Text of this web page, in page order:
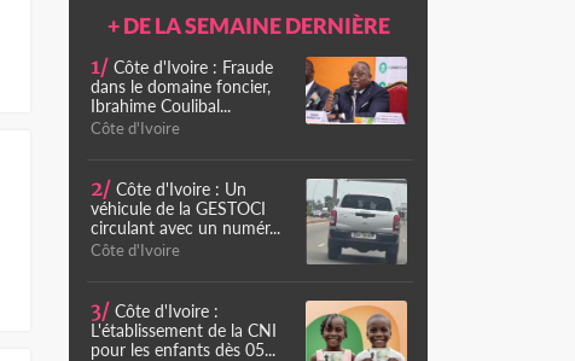
+ DE LA SEMAINE DERNIÈRE
1/ Côte d'Ivoire : Fraude
dans le domaine foncier,
Ibrahime Coulibal...
Côte d'Ivoire
2/ Côte d'Ivoire : Un
véhicule de la GESTOCI
circulant avec un numér...
Côte d'Ivoire
3/ Côte d'Ivoire :
L'établissement de la CNI
pour les enfants dès 05...